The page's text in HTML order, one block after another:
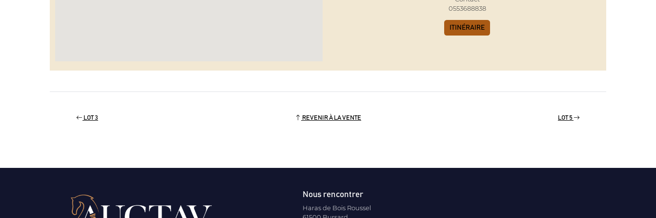
0553688838
ITINÉRAIRE
LOT 3 REVENIR À LA VENTE LOT 5
Nous rencontrer
Haras de Bois Roussel